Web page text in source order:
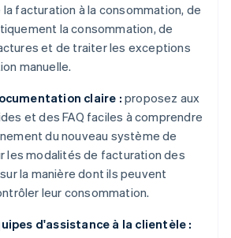
facturation à la consommation, de
la consommation, de
et de traiter les exceptions
manuelle.
claire :proposez aux
et des FAQ faciles à comprendre
du nouveau système de
les modalités de facturation des
la manière dont ils peuvent
leur consommation.
d'assistance à la clientèle :